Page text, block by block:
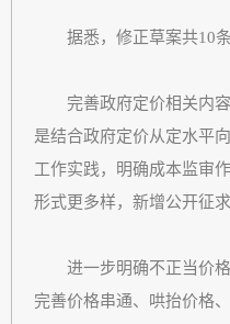
据悉，修正草案共10条
完善政府定价相关内容
是结合政府定价从定水平
工作实践，明确成本监审
形式更多样，新增公开征
进一步明确不正当价格
完善价格串通、哄抬价格